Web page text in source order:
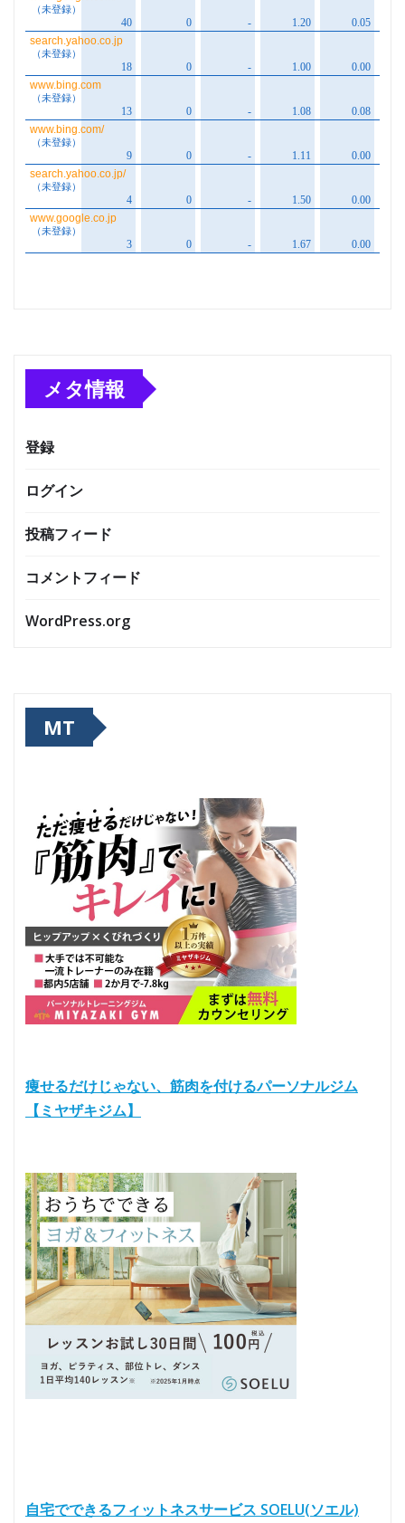
メタ情報
登録
ログイン
投稿フィード
コメントフィード
WordPress.org
MT
痩せるだけじゃない、筋肉を付けるパーソナルジム
【ミヤザキジム】
自宅でできるフィットネスサービス SOELU(ソエル)